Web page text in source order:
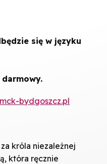
się w języku
bydgoszcz.pl
króla niezależnej
która ręcznie